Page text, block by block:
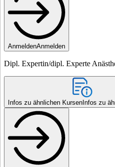
AnmeldenAnmelden
Dipl. Expertin/dipl. Experte
Infos zu ähnlichen Kursen Infos zu